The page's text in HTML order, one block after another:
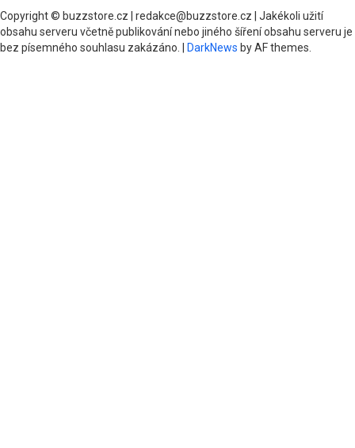
Copyright © buzzstore.cz | redakce@buzzstore.cz | Jakékoli užití
obsahu serveru včetně publikování nebo jiného šíření obsahu serveru je
bez písemného souhlasu zakázáno.
DarkNews by AF themes.